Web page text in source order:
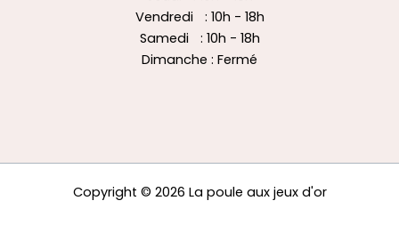
Vendredi : 10h - 18h
Samedi : 10h - 18h
Dimanche : Fermé
Copyright © 2026 La poule aux jeux d'or